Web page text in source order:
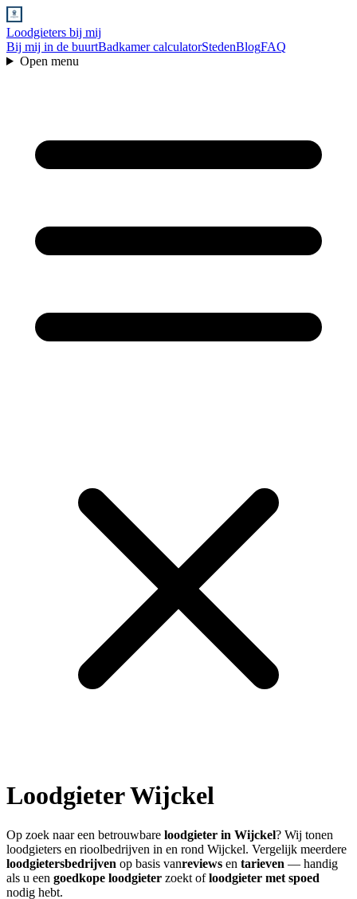
Loodgieters bij mij
Bij mij in de buurtBadkamer calculatorStedenBlogFAQ
Open menu
LoodgieterWijckel
Op zoek naar een betrouwbare loodgieter in Wijckel? Wij tonen
loodgieters en rioolbedrijven in en rond Wijckel. Vergelijk meerdere
loodgietersbedrijven op basis vanreviews en tarieven — handig
als u een goedkope loodgieter zoekt ofloodgieter met spoed
nodig hebt.